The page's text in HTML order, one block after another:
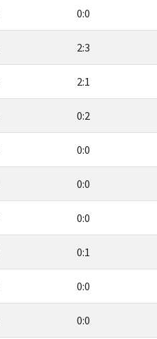
0:0
2:3
2:1
0:2
0:0
0:0
0:0
0:1
0:0
0:0